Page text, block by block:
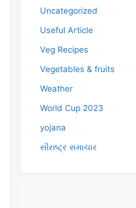
Uncategorized
Useful Article
Veg Recipes
Vegetables & fruits
Weather
World Cup 2023
yojana
સૌરાષ્ટ્ર સમાચાર